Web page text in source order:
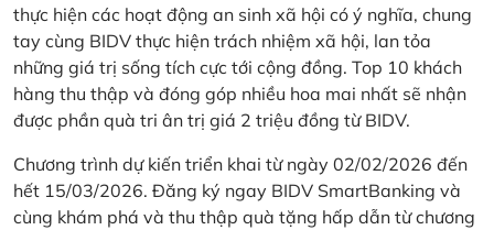
thực hiện các hoạt động an sinh xã hội có ý nghĩa, chung
tay cùng BIDV thực hiện trách nhiệm xã hội, lan tỏa
những giá trị sống tích cực tới cộng đồng. Top 10 khách
hàng thu thập và đóng góp nhiều hoa mai nhất sẽ nhận
được phần quà tri ân trị giá 2 triệu đồng từ BIDV.
Chương trình dự kiến triển khai từ ngày 02/02/2026 đến
hết 15/03/2026. Đăng ký ngay BIDV SmartBanking và
cùng khám phá và thu thập quà tặng hấp dẫn từ chương